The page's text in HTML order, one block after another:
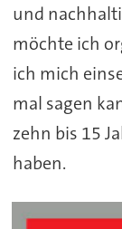
und
möchte ich
ich mich
mal sagen
zehn bis 15
haben.